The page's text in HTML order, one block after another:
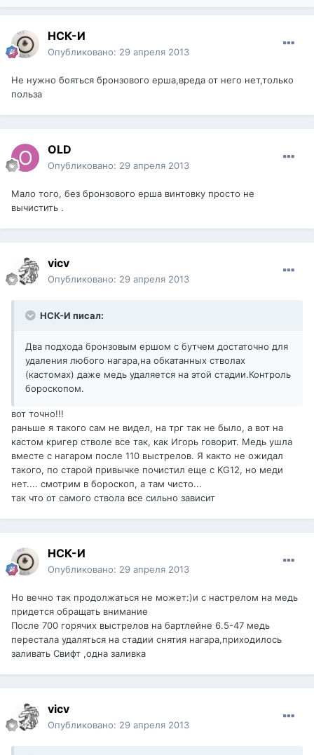
НСК-И
Опубликовано: 29 апреля 2013
Не нужно бояться бронзового ерша,вреда от него нет,только
польза
OLD
Опубликовано: 29 апреля 2013
Мало того, без бронзового ерша винтовку просто не
вычистить .
vicv
Опубликовано: 29 апреля 2013
НСК-И писал:
Два подхода бронзовым ершом с бутчем достаточно для
удаления любого нагара,на обкатанных стволах
(кастомах) даже медь удаляется на этой стадии.Контроль
бороскопом.
вот точно!!!
раньше я такого сам не видел, на трг так не было, а вот на
кастом кригер стволе все так, как Игорь говорит. Медь ушла
вместе с нагаром после 110 выстрелов. Я както не ожидал
такого, по старой привычке почистил еще с KG12, но меди
нет.... смотрим в бороскоп, а там чисто...
так что от самого ствола все сильно зависит
НСК-И
Опубликовано: 29 апреля 2013
Но вечно так продолжаться не может:)и с настрелом на медь
придется обращать внимание
После 700 горячих выстрелов на бартлейне 6.5-47 медь
перестала удаляться на стадии снятия нагара,приходилось
заливать Свифт ,одна заливка
vicv
Опубликовано: 29 апреля 2013